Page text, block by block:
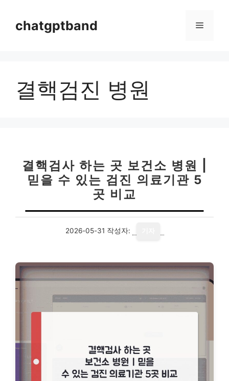
chatgptband 메
결핵검진 병원
결핵검사 하는 곳 보건소 병원 |
믿을 수 있는 검진 의료기관 5
곳 비교
2026-05-31 작성자: